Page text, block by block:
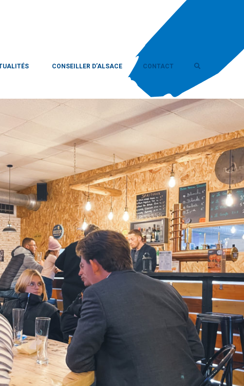
CONSEILLER D’ALSACE CONTACT